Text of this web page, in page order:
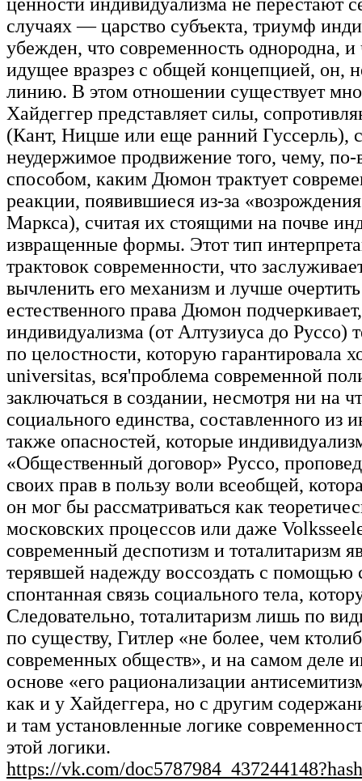
ценности индивидуализма не перестают
случаях — царство субъекта, триумф
убежден, что современность однородна,
идущее вразрез с общей концепцией, он,
линию. В этом отношении существует
Хайдеггер представляет силы,
(Кант, Ницше или еще ранний Гуссерль),
неудержимое продвижение того, чему,
способом, каким Дюмон трактует
реакции, появившиеся из-за
Маркса), считая их стоящими на почве
извращенные формы. Этот тип
трактовок современности, что
вычленить его механизм и лучше
естественного права Дюмон
индивидуализма (от Алтузиуса до Руссо)
по целостности, которую гарантировала
universitas, вся'проблема современной
заключаться в создании, несмотря ни на
социального единства, составленного
также опасностей, которые
«Общественный договор» Руссо,
своих прав в пользу воли всеобщей,
он мог бы рассматриваться как
московских процессов или даже
современный деспотизм и тоталитаризм
терявшей надежду воссоздать с помощью
спонтанная связь социального тела,
Следовательно, тоталитаризм лишь по
по существу, Гитлер «не более, чем
современных обществ», и на самом деле
основе «его рационализации
как и у Хайдеггера, но с другим
и там установленные логике
этой логики.
https://vk.com/